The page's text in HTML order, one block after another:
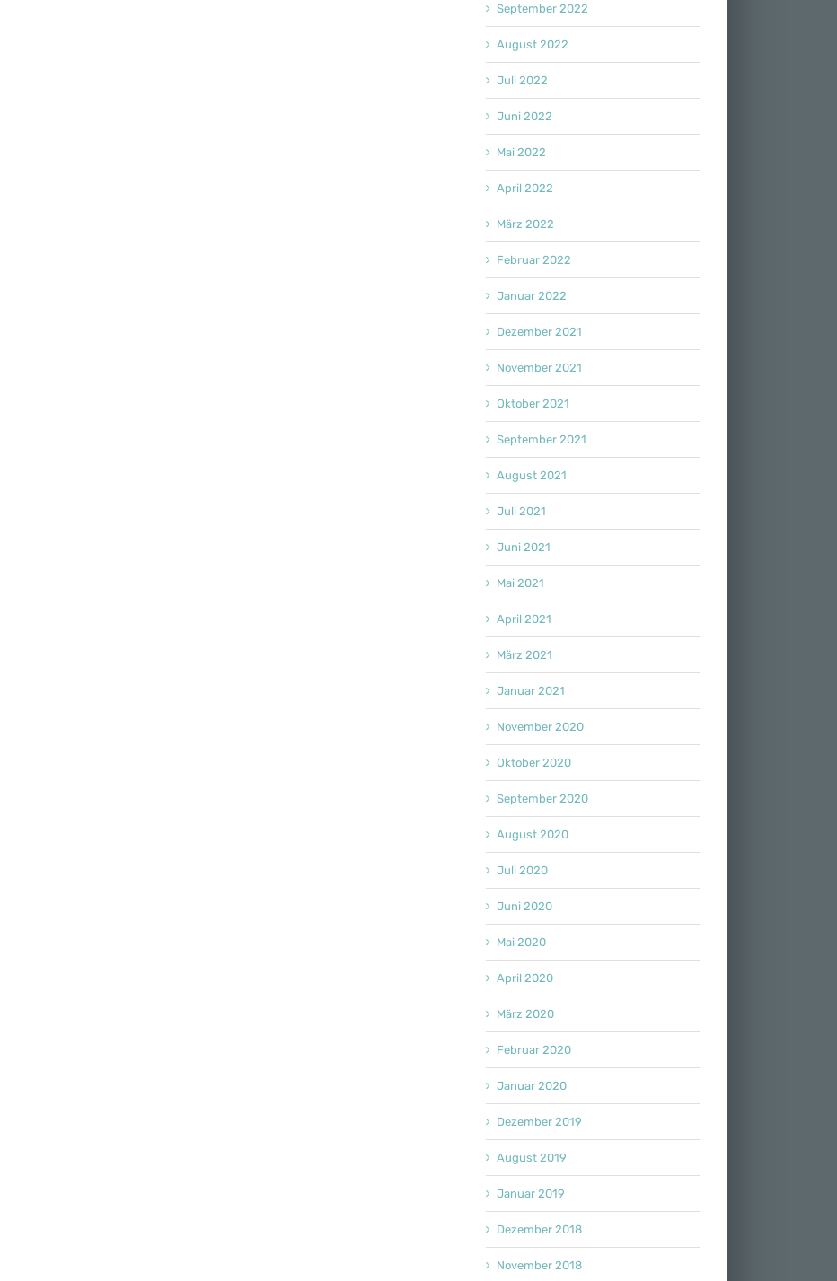
September 2022
August 2022
Juli 2022
Juni 2022
Mai 2022
April 2022
März 2022
Februar 2022
Januar 2022
Dezember 2021
November 2021
Oktober 2021
September 2021
August 2021
Juli 2021
Juni 2021
Mai 2021
April 2021
März 2021
Januar 2021
November 2020
Oktober 2020
September 2020
August 2020
Juli 2020
Juni 2020
Mai 2020
April 2020
März 2020
Februar 2020
Januar 2020
Dezember 2019
August 2019
Januar 2019
Dezember 2018
November 2018